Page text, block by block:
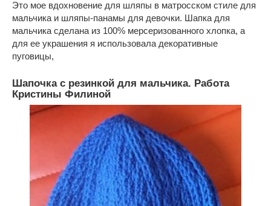
Это мое вдохновение для шляпы в матросском стиле для
мальчика и шляпы-панамы для девочки. Шапка для
мальчика сделана из 100% мерсеризованного хлопка, а
для ее украшения я использовала декоративные
пуговицы,
Шапочка с резинкой для мальчика. Работа
Кристины Филиной